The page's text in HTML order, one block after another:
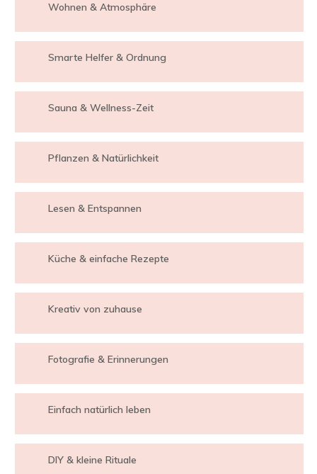
Wohnen & Atmosphäre
Smarte Helfer & Ordnung
Sauna & Wellness-Zeit
Pflanzen & Natürlichkeit
Lesen & Entspannen
Küche & einfache Rezepte
Kreativ von zuhause
Fotografie & Erinnerungen
Einfach natürlich leben
DIY & kleine Rituale